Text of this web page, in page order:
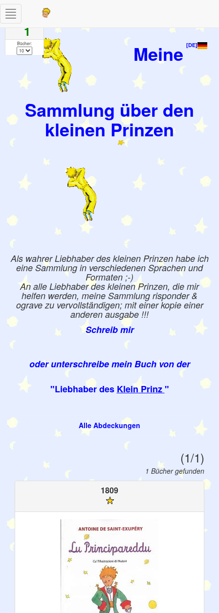
[DE]
Meine
Sammlung über den
kleinen Prinzen
Als wahrer Liebhaber des kleinen Prinzen habe ich
eine Sammlung in verschiedenen Sprachen und
Formaten ;-)
An alle Liebhaber des kleinen Prinzen, die mir
helfen werden, meine Sammlung risponder &
ograve zu vervollständigen; mit einer kopie einer
anderen ausgabe !!!
Schreib mir
oder unterschreibe mein Buch von der
"Liebhaber des Klein Prinz"
Alle Abdeckungen
Toggle
navigation
(1/1)
1 Bücher gefunden
Seiten
1
Bücher:
1809